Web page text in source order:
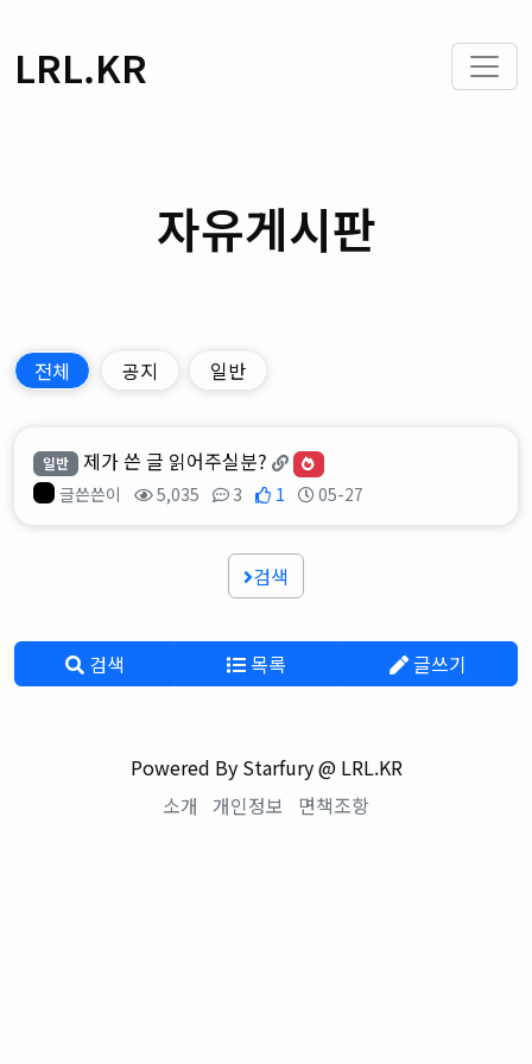
LRL.KR
자유게시판
전체 공지 일반
일반 제가 쓴 글 읽어주실분?
글쓴쓴이 5,035 3 1 05-27
검색
검색 목록 글쓰기
Powered By Starfury @ LRL.KR
소개 개인정보 면책조항